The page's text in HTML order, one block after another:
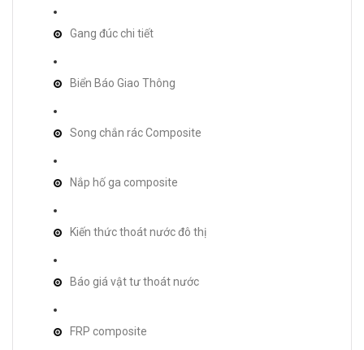
Gang đúc chi tiết
Biển Báo Giao Thông
Song chắn rác Composite
Nắp hố ga composite
Kiến thức thoát nước đô thị
Báo giá vật tư thoát nước
FRP composite